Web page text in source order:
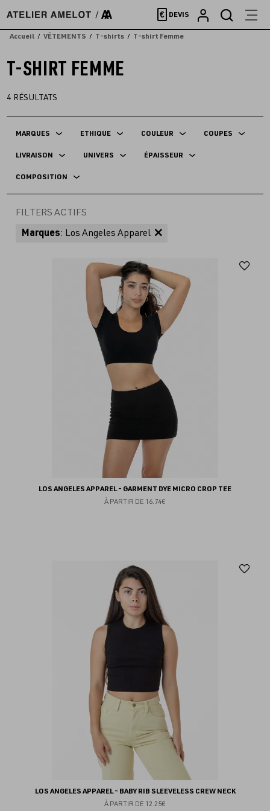
directement
au
€ DEVIS
Accueil VÊTEMENTS T-shirts T-shirt Femme
T-SHIRT FEMME
4 RÉSULTATS
MARQUES ETHIQUE COULEUR COUPES
LIVRAISON UNIVERS ÉPAISSEUR
COMPOSITION
FILTERS ACTIFS
Marques: Los Angeles Apparel
LOS ANGELES APPAREL - GARMENT DYE MICRO CROP TEE
À PARTIR DE 16.74€
LOS ANGELES APPAREL - BABY RIB SLEEVELESS CREW NECK
À PARTIR DE 12.25€